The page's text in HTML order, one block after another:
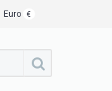
Euro €